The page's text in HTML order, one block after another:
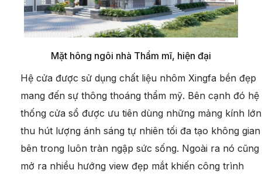
Mặt hông ngôi nhà Thẩm mĩ, hiện đại
Hệ cửa được sử dụng chất liệu nhôm Xingfa bền đẹp
mang đến sự thông thoáng thẩm mỹ. Bên cạnh đó hệ
thống cửa sổ được ưu tiên dùng những mảng kính lớn
thu hút lượng ánh sáng tự nhiên tối đa tạo không gian
bên trong luôn tràn ngập sức sống. Ngoài ra nó cũng
mở ra nhiều hướng view đẹp mắt khiến công trình